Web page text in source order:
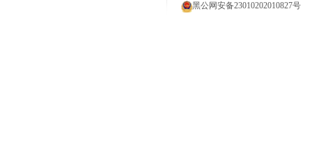
黑公网安备23010202010827号